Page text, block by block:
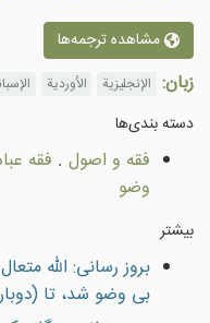
مشاهده ترجمه‌ها
زبان: الإنجليزية الأوردية
دسته بندى‌ها
فقه و اصول . فقه
وضو
بیشتر
بروز رسانی: الله
بى وضو شد، تا